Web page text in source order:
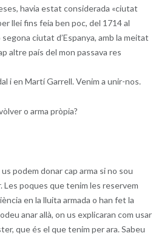
havia estat considerada «ciutat
llei fins feia ben poc, del 1714 al
ciutat d’Espanya, amb la meitat
altre país del mon passava res
i en Martí Garrell. Venim a unir-nos.
o arma pròpia?
podem donar cap arma si no sou
poques que tenim les reservem
en la lluita armada o han fet la
anar allà, on us explicaran com usar
que és el que tenim per ara. Sabeu